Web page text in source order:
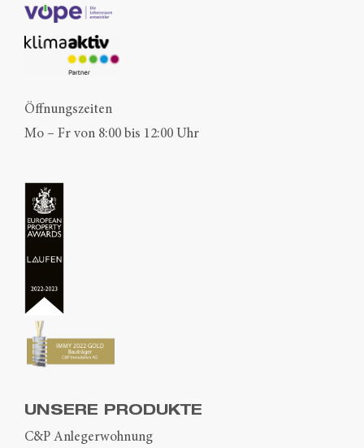
Öffnungszeiten
Mo – Fr von 8:00 bis 12:00 Uhr
UNSERE PRODUKTE
C&P Anlegerwohnung